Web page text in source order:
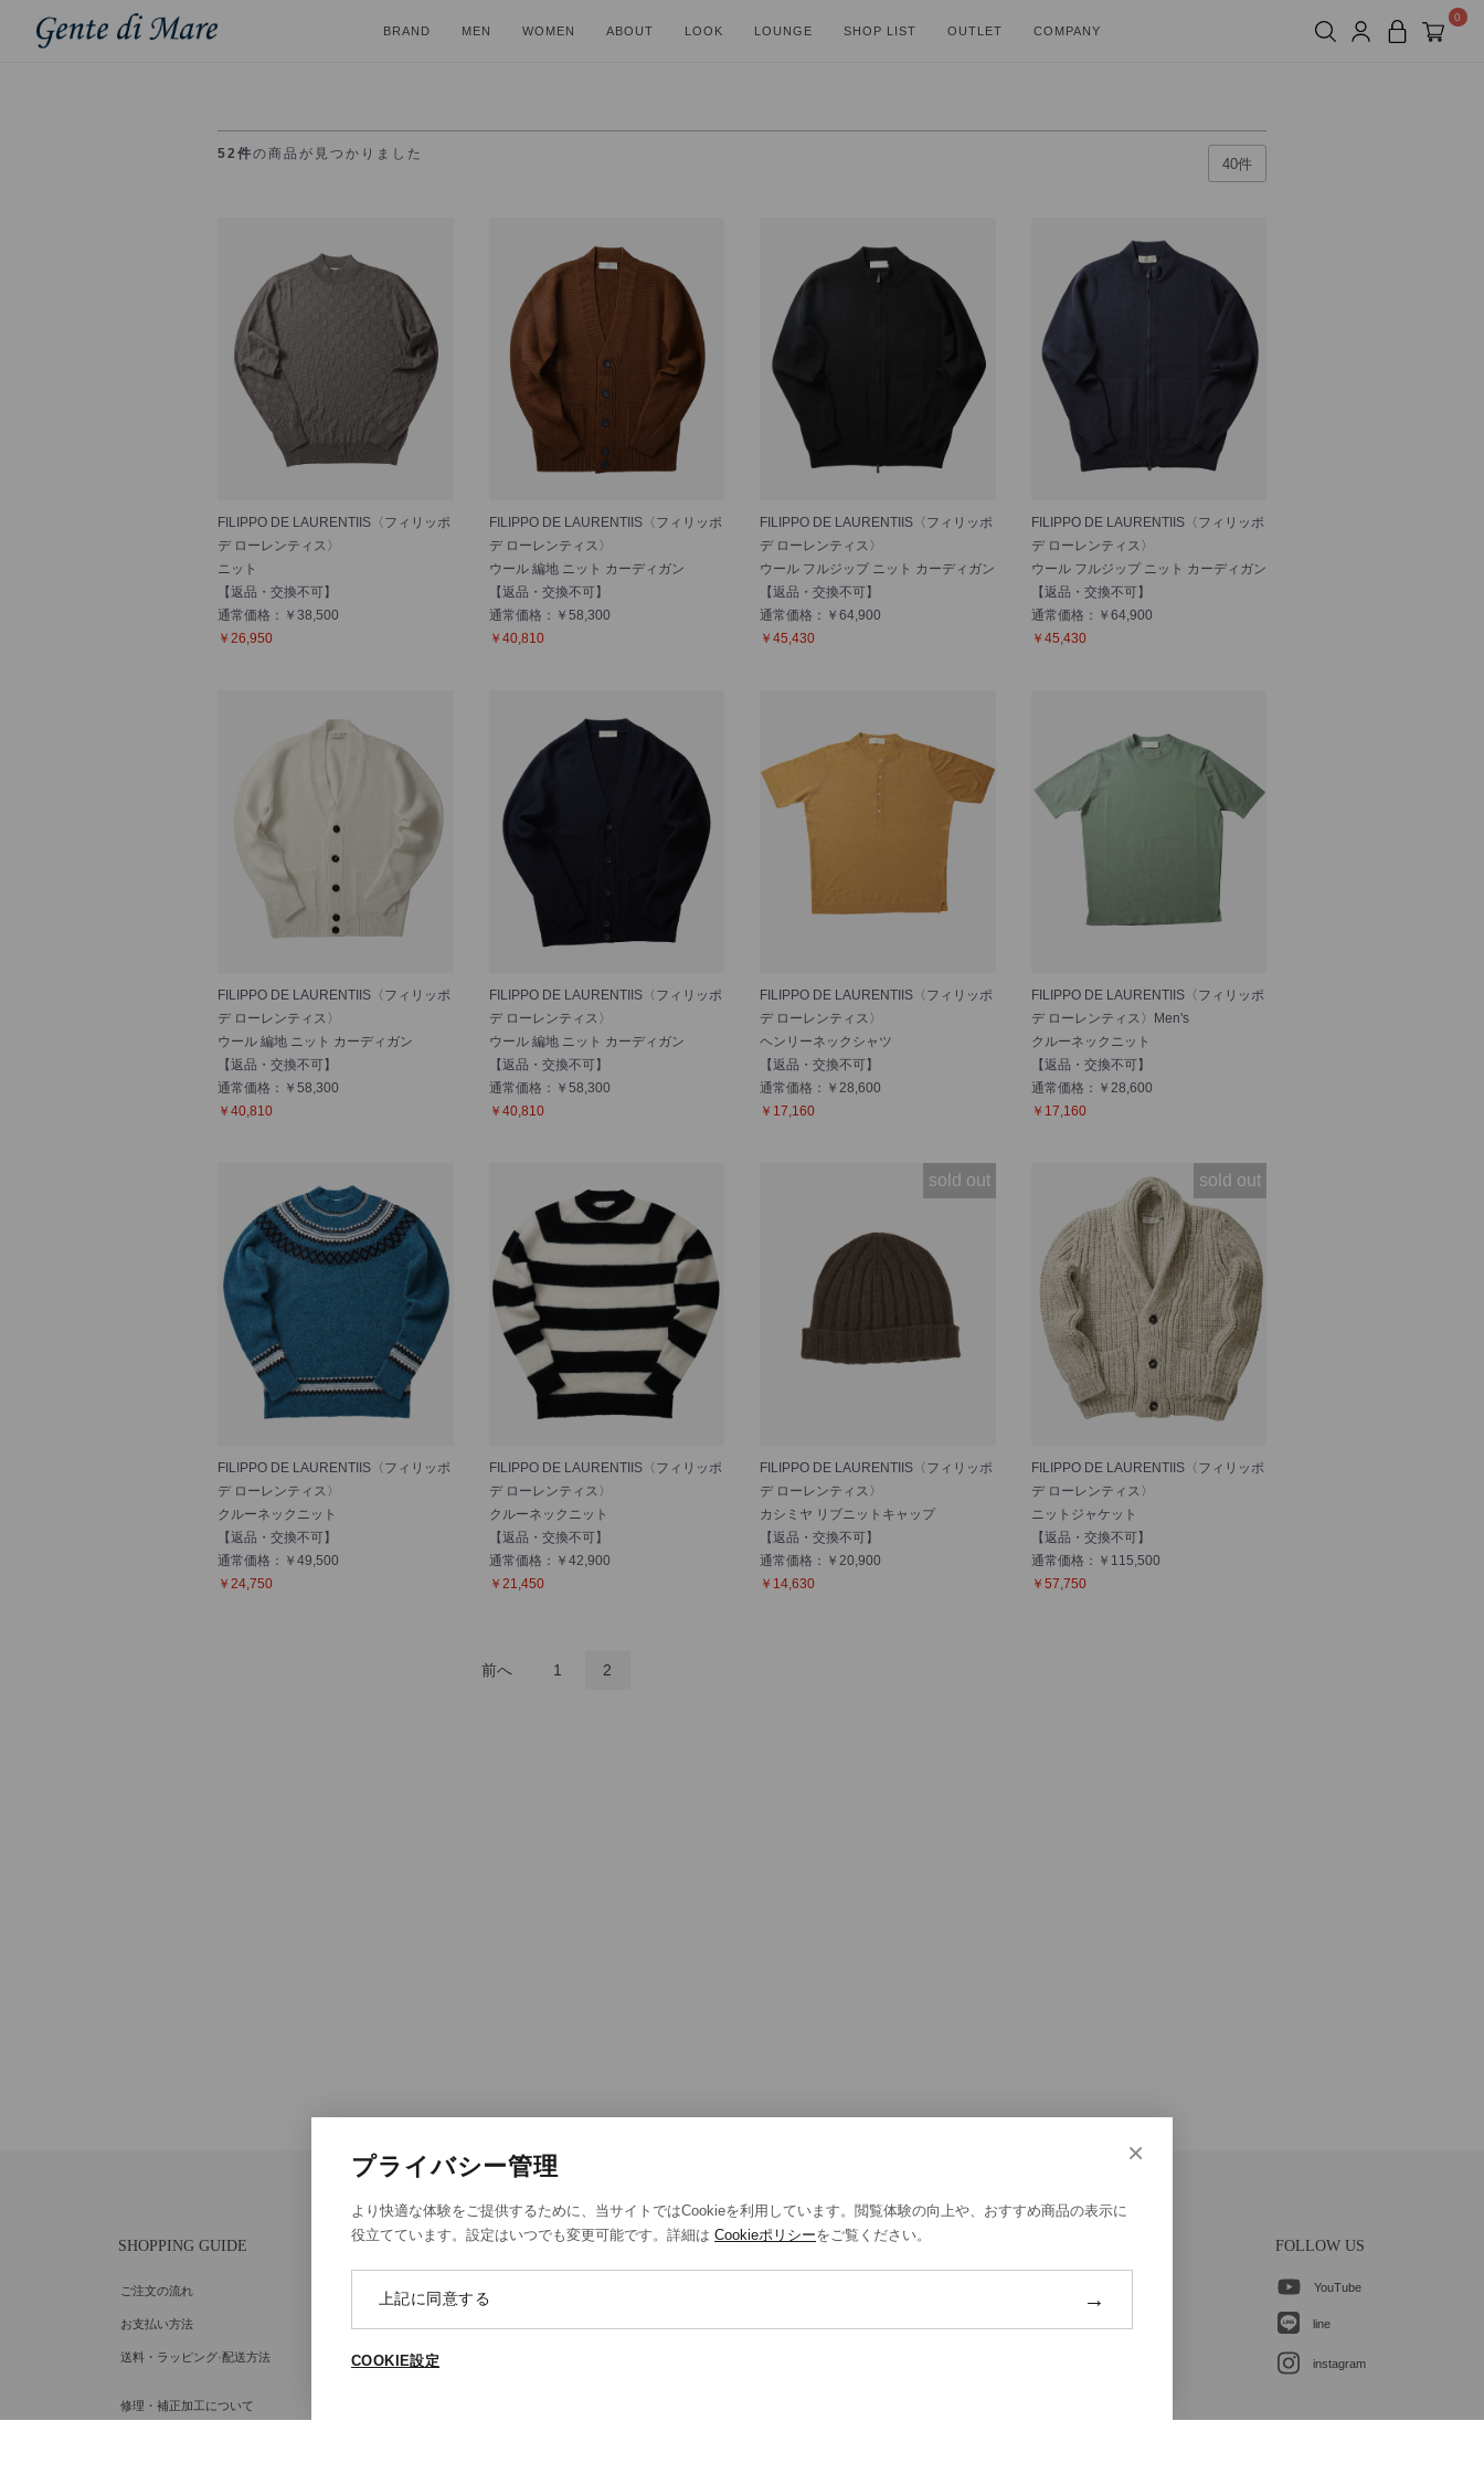
BRAND MEN WOMEN ABOUT LOOK LOUNGE SHOP LIST OUTLET COMPANY
0
52件の商品が見つかりました
FILIPPO DE LAURENTIIS〈フィリッポ
デ ローレンティス〉
ニット
【返品・交換不可】
通常価格：￥38,500
￥26,950
FILIPPO DE LAURENTIIS〈フィリッポ
デ ローレンティス〉
ウール 編地 ニット カーディガン
【返品・交換不可】
通常価格：￥58,300
￥40,810
FILIPPO DE LAURENTIIS〈フィリッポ
デ ローレンティス〉
ウール フルジップ ニット カーディガン
【返品・交換不可】
通常価格：￥64,900
￥45,430
FILIPPO DE LAURENTIIS〈フィリッポ
デ ローレンティス〉
ウール フルジップ ニット カーディガン
【返品・交換不可】
通常価格：￥64,900
￥45,430
FILIPPO DE LAURENTIIS〈フィリッポ
デ ローレンティス〉
ウール 編地 ニット カーディガン
【返品・交換不可】
通常価格：￥58,300
￥40,810
FILIPPO DE LAURENTIIS〈フィリッポ
デ ローレンティス〉
ウール 編地 ニット カーディガン
【返品・交換不可】
通常価格：￥58,300
￥40,810
FILIPPO DE LAURENTIIS〈フィリッポ
デ ローレンティス〉
ヘンリーネックシャツ
【返品・交換不可】
通常価格：￥28,600
￥17,160
FILIPPO DE LAURENTIIS〈フィリッポ
デ ローレンティス〉Men's
クルーネックニット
【返品・交換不可】
通常価格：￥28,600
￥17,160
FILIPPO DE LAURENTIIS〈フィリッポ
デ ローレンティス〉
クルーネックニット
【返品・交換不可】
通常価格：￥49,500
￥24,750
FILIPPO DE LAURENTIIS〈フィリッポ
デ ローレンティス〉
クルーネックニット
【返品・交換不可】
通常価格：￥42,900
￥21,450
sold out
FILIPPO DE LAURENTIIS〈フィリッポ
デ ローレンティス〉
カシミヤ リブニットキャップ
【返品・交換不可】
通常価格：￥20,900
￥14,630
sold out
FILIPPO DE LAURENTIIS〈フィリッポ
デ ローレンティス〉
ニットジャケット
【返品・交換不可】
通常価格：￥115,500
￥57,750
前へ 1 2
SHOPPING GUIDE
ご注文の流れ
お支払い方法
送料・ラッピング·配送方法
修理・補正加工について
ABOUT US
個人情報保護方針
STYLING FOLLOW US
YouTube
line
instagram
×
プライバシー管理
より快適な体験をご提供するために、当サイトではCookieを利用しています。閲覧体験の向上や、おすすめ商品の表示に
役立てています。設定はいつでも変更可能です。詳細は Cookieポリシーをご覧ください。
上記に同意する →
COOKIE設定